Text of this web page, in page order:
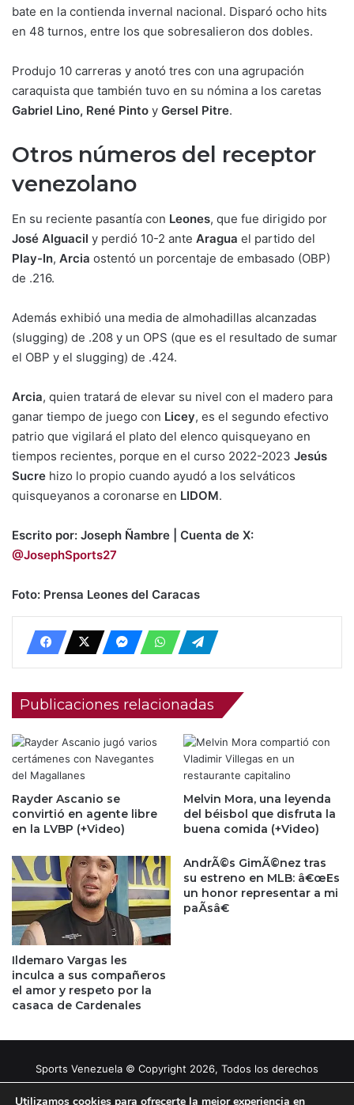
bate en la contienda invernal nacional. Disparó ocho hits
en 48 turnos, entre los que sobresalieron dos dobles.
Produjo 10 carreras y anotó tres con una agrupación
caraquista que también tuvo en su nómina a los caretas
Gabriel Lino, René Pinto y Gersel Pitre.
Otros números del receptor
venezolano
En su reciente pasantía con Leones, que fue dirigido por
José Alguacil y perdió 10-2 ante Aragua el partido del
Play-In, Arcia ostentó un porcentaje de embasado (OBP)
de .216.
Además exhibió una media de almohadillas alcanzadas
(slugging) de .208 y un OPS (que es el resultado de sumar
el OBP y el slugging) de .424.
Arcia, quien tratará de elevar su nivel con el madero para
ganar tiempo de juego con Licey, es el segundo efectivo
patrio que vigilará el plato del elenco quisqueyano en
tiempos recientes, porque en el curso 2022-2023 Jesús
Sucre hizo lo propio cuando ayudó a los selváticos
quisqueyanos a coronarse en LIDOM.
Escrito por: Joseph Ñambre | Cuenta de X:
@JosephSports27
Foto: Prensa Leones del Caracas
Publicaciones relacionadas
Rayder Ascanio se
convirtió en agente libre
en la LVBP (+Video)
Melvin Mora, una leyenda
del béisbol que disfruta la
buena comida (+Video)
Ildemaro Vargas les
inculca a sus compañeros
el amor y respeto por la
casaca de Cardenales
AndrÃ©s GimÃ©nez tras
su estreno en MLB: â€œEs
un honor representar a mi
paÃ­sâ€
Sports Venezuela © Copyright 2026, Todos los derechos
reservados |
Tema gestionado por Caissa Agency
Utilizamos cookies para ofrecerte la mejor experiencia en